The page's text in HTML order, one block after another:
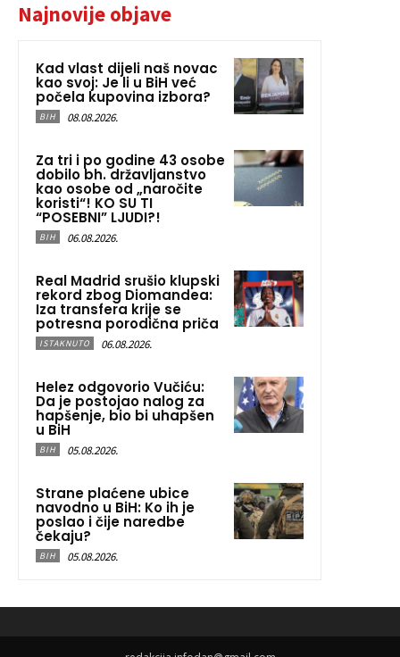
Najnovije objave
Kad vlast dijeli naš novac
kao svoj: Je li u BiH već
počela kupovina izbora?
BIH 08.08.2026.
Za tri i po godine 43 osobe
dobilo bh. državljanstvo
kao osobe od „naročite
koristi“! KO SU TI
“POSEBNI” LJUDI?!
BIH 06.08.2026.
Real Madrid srušio klupski
rekord zbog Diomandea:
Iza transfera krije se
potresna porodična priča
ISTAKNUTO 06.08.2026.
Helez odgovorio Vučiću:
Da je postojao nalog za
hapšenje, bio bi uhapšen
u BiH
BIH 05.08.2026.
Strane plaćene ubice
navodno u BiH: Ko ih je
poslao i čije naredbe
čekaju?
BIH 05.08.2026.